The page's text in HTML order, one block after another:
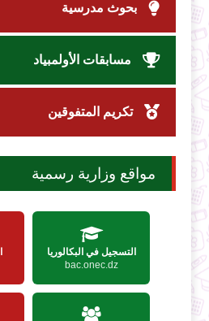
بحوث مدرسية
مسابقات الأولمبياد
تكريم المتفوقين
مواقع وزارية رسمية
التسجيل في البكالوريا
bac.onec.dz